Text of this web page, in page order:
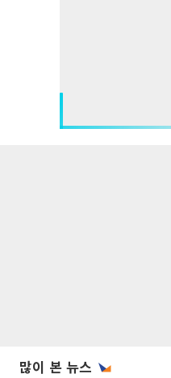
많이 본 뉴스